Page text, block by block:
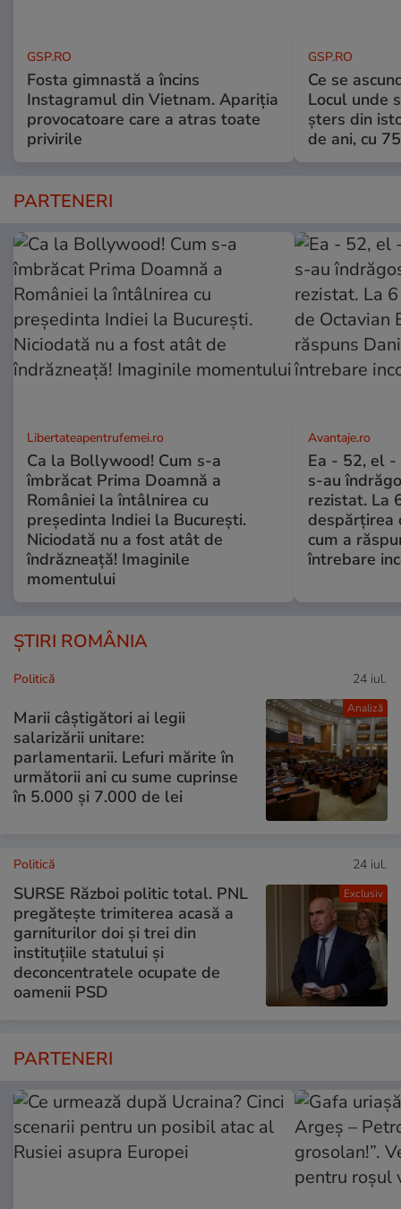
GSP.RO
Fosta gimnastă a încins
Instagramul din Vietnam. Apariția
provocatoare care a atras toate
privirile
GSP.RO
Ce se
Locul unde
șters din
de ani, cu
PARTENERI
Libertateapentrufemei.ro
Ca la Bollywood! Cum s-a
îmbrăcat Prima Doamnă a
României la întâlnirea cu
președinta Indiei la București.
Niciodată nu a fost atât de
îndrăzneață! Imaginile
momentului
Avantaje.ro
Ea - 52, el -
s-au
rezistat. La
despărțirea
cum a
întrebare
ȘTIRI ROMÂNIA
Analiză
Politică 24 iul.
Marii câștigători ai legii
salarizării unitare:
parlamentarii. Lefuri mărite în
următorii ani cu sume cuprinse
în 5.000 și 7.000 de lei
Exclusiv
Politică 24 iul.
SURSE Război politic total. PNL
pregătește trimiterea acasă a
garniturilor doi și trei din
instituțiile statului și
deconcentratele ocupate de
oamenii PSD
PARTENERI